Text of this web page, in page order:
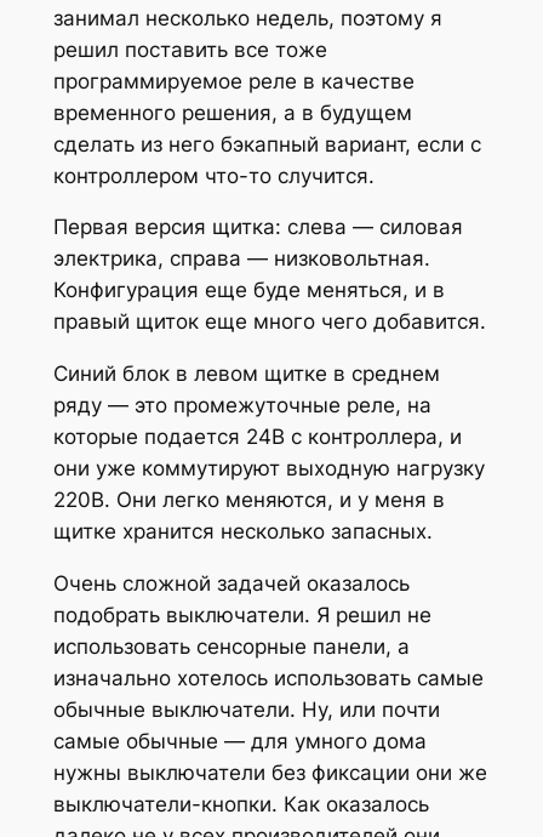
занимал несколько недель, поэтому я
решил поставить все тоже
программируемое реле в качестве
временного решения, а в будущем
сделать из него бэкапный вариант, если с
контроллером что-то случится.
Первая версия щитка: слева — силовая
электрика, справа — низковольтная.
Конфигурация еще буде меняться, и в
правый щиток еще много чего добавится.
Синий блок в левом щитке в среднем
ряду — это промежуточные реле, на
которые подается 24В с контроллера, и
они уже коммутируют выходную нагрузку
220В. Они легко меняются, и у меня в
щитке хранится несколько запасных.
Очень сложной задачей оказалось
подобрать выключатели. Я решил не
использовать сенсорные панели, а
изначально хотелось использовать самые
обычные выключатели. Ну, или почти
самые обычные — для умного дома
нужны выключатели без фиксации они же
выключатели-кнопки. Как оказалось